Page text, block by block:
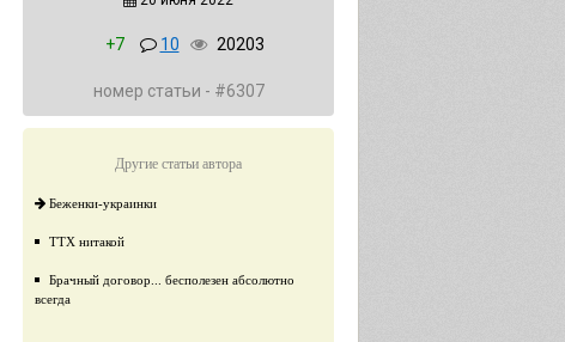
+7 10 20203
номер статьи - #6307
Другие статьи автора
Беженки-украинки
ТТХ нитакой
Брачный договор... бесполезен абсолютно
всегда